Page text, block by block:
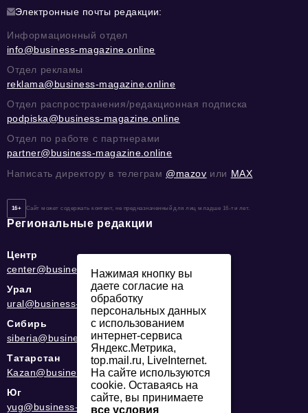
Электронные почты редакции:
Информационный отдел
info@business-magazine.online
Отдел рекламы
reklama@business-magazine.online
Отдел распространения/редакционная подписка
podpiska@business-magazine.online
Отдел по работе с партнерами
partner@business-magazine.online
Написать директору в телеграм @mazov или MAX
16+ Сайт может содержать контент, не предназначенный для лиц младше 16-ти лет.
Региональные редакции
Центр
center@business-magazine.online
Урал
ural@business-magazine.online
Сибирь
siberia@business-magazine.online
Татарстан
Kazan@business-magazine.online
Юг
yug@business-magazine.online
Нажимая кнопку вы
даете согласие на
обработку
персональных данных
с использованием
интернет-сервиса
Яндекс.Метрика,
top.mail.ru, LiveInternet.
На сайте используются
cookie. Оставаясь на
сайте, вы принимаете
все условия